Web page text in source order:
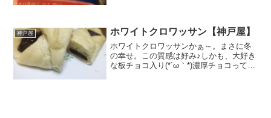
ういうことにしておこう。...
神戸屋 ホワイトクロワッサン【神戸屋】
ホワイトクロワッサンかぁ～。まさに冬
の幸せ。この質感は好み♪しかも、大好き
な板チョコ入り(*´ω｀*)濃厚チョコってあ